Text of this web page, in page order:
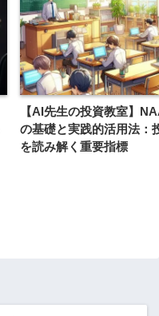
【AI先生の投資教室】
の基礎と実践的活用法：
を読み解く重要指標